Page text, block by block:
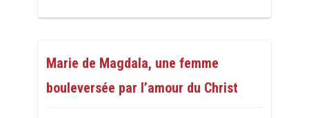
Marie de Magdala, une femme
bouleversée par l’amour du Christ